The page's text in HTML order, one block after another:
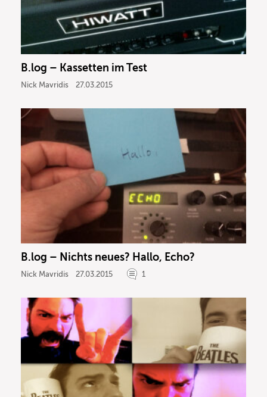
B.log – Kassetten im Test
Nick Mavridis 27.03.2015
B.log – Nichts neues? Hallo, Echo?
Nick Mavridis 27.03.2015 1